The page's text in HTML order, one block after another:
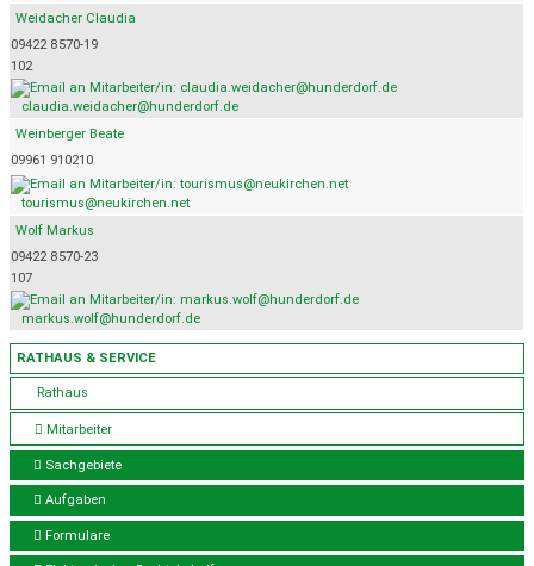
RATHAUS & SERVICE
Rathaus
Mitarbeiter
Sachgebiete
Aufgaben
Formulare
Weidacher Claudia
09422 8570-19
102
claudia.weidacher@hunderdorf.de
Weinberger Beate
09961 910210
tourismus@neukirchen.net
Wolf Markus
09422 8570-23
107
markus.wolf@hunderdorf.de